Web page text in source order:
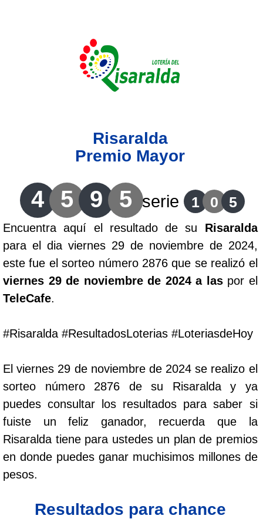
Lotería de Bogotá
Lotería de Risaralda
Lotería de Santander
Lotería del Cauca
Lotería de Boyaca
Extra de Colombia
Antioqueñita Día
Astro Luna
Cafeterito Tarde
Cafeterito Noche
Risaralda
Premio Mayor
4 5 9 5 serie 1 0 5
Encuentra aquí el resultado de su Risaralda
para el dia viernes 29 de noviembre de 2024,
este fue el sorteo número 2876 que se realizó el
viernes 29 de noviembre de 2024 a las por el
TeleCafe.
#Risaralda #ResultadosLoterias #LoteriasdeHoy
El viernes 29 de noviembre de 2024 se realizo el
sorteo número 2876 de su Risaralda y ya
puedes consultar los resultados para saber si
fuiste un feliz ganador, recuerda que la
Risaralda tiene para ustedes un plan de premios
en donde puedes ganar muchisimos millones de
pesos.
Resultados para chance